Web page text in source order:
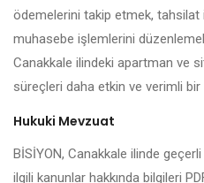
ödemelerini takip etmek, tahsilat
muhasebe işlemlerini
Canakkale ilindeki apartman ve
süreçleri daha etkin ve verimli
Hukuki Mevzuat
BİSİYON, Canakkale ilinde
ilgili kanunlar hakkında bilgileri